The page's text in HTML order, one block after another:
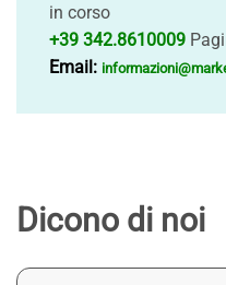
in corso
+39 342.8610009
Email:
Dicono di noi